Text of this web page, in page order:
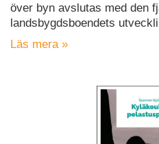
över byn avslutas med den
landsbygdsboendets
Läs mera »